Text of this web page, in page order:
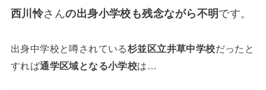
西川怜さんの出身小学校も残念ながら不明 です。
出身中学校と噂されている杉並区立井草中学校だったと
すれば通学区域となる小学校は…